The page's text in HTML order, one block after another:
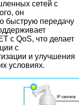
сетей с
он
быструю передачу
с QoS, что делает
с
и улучшения
условиях.